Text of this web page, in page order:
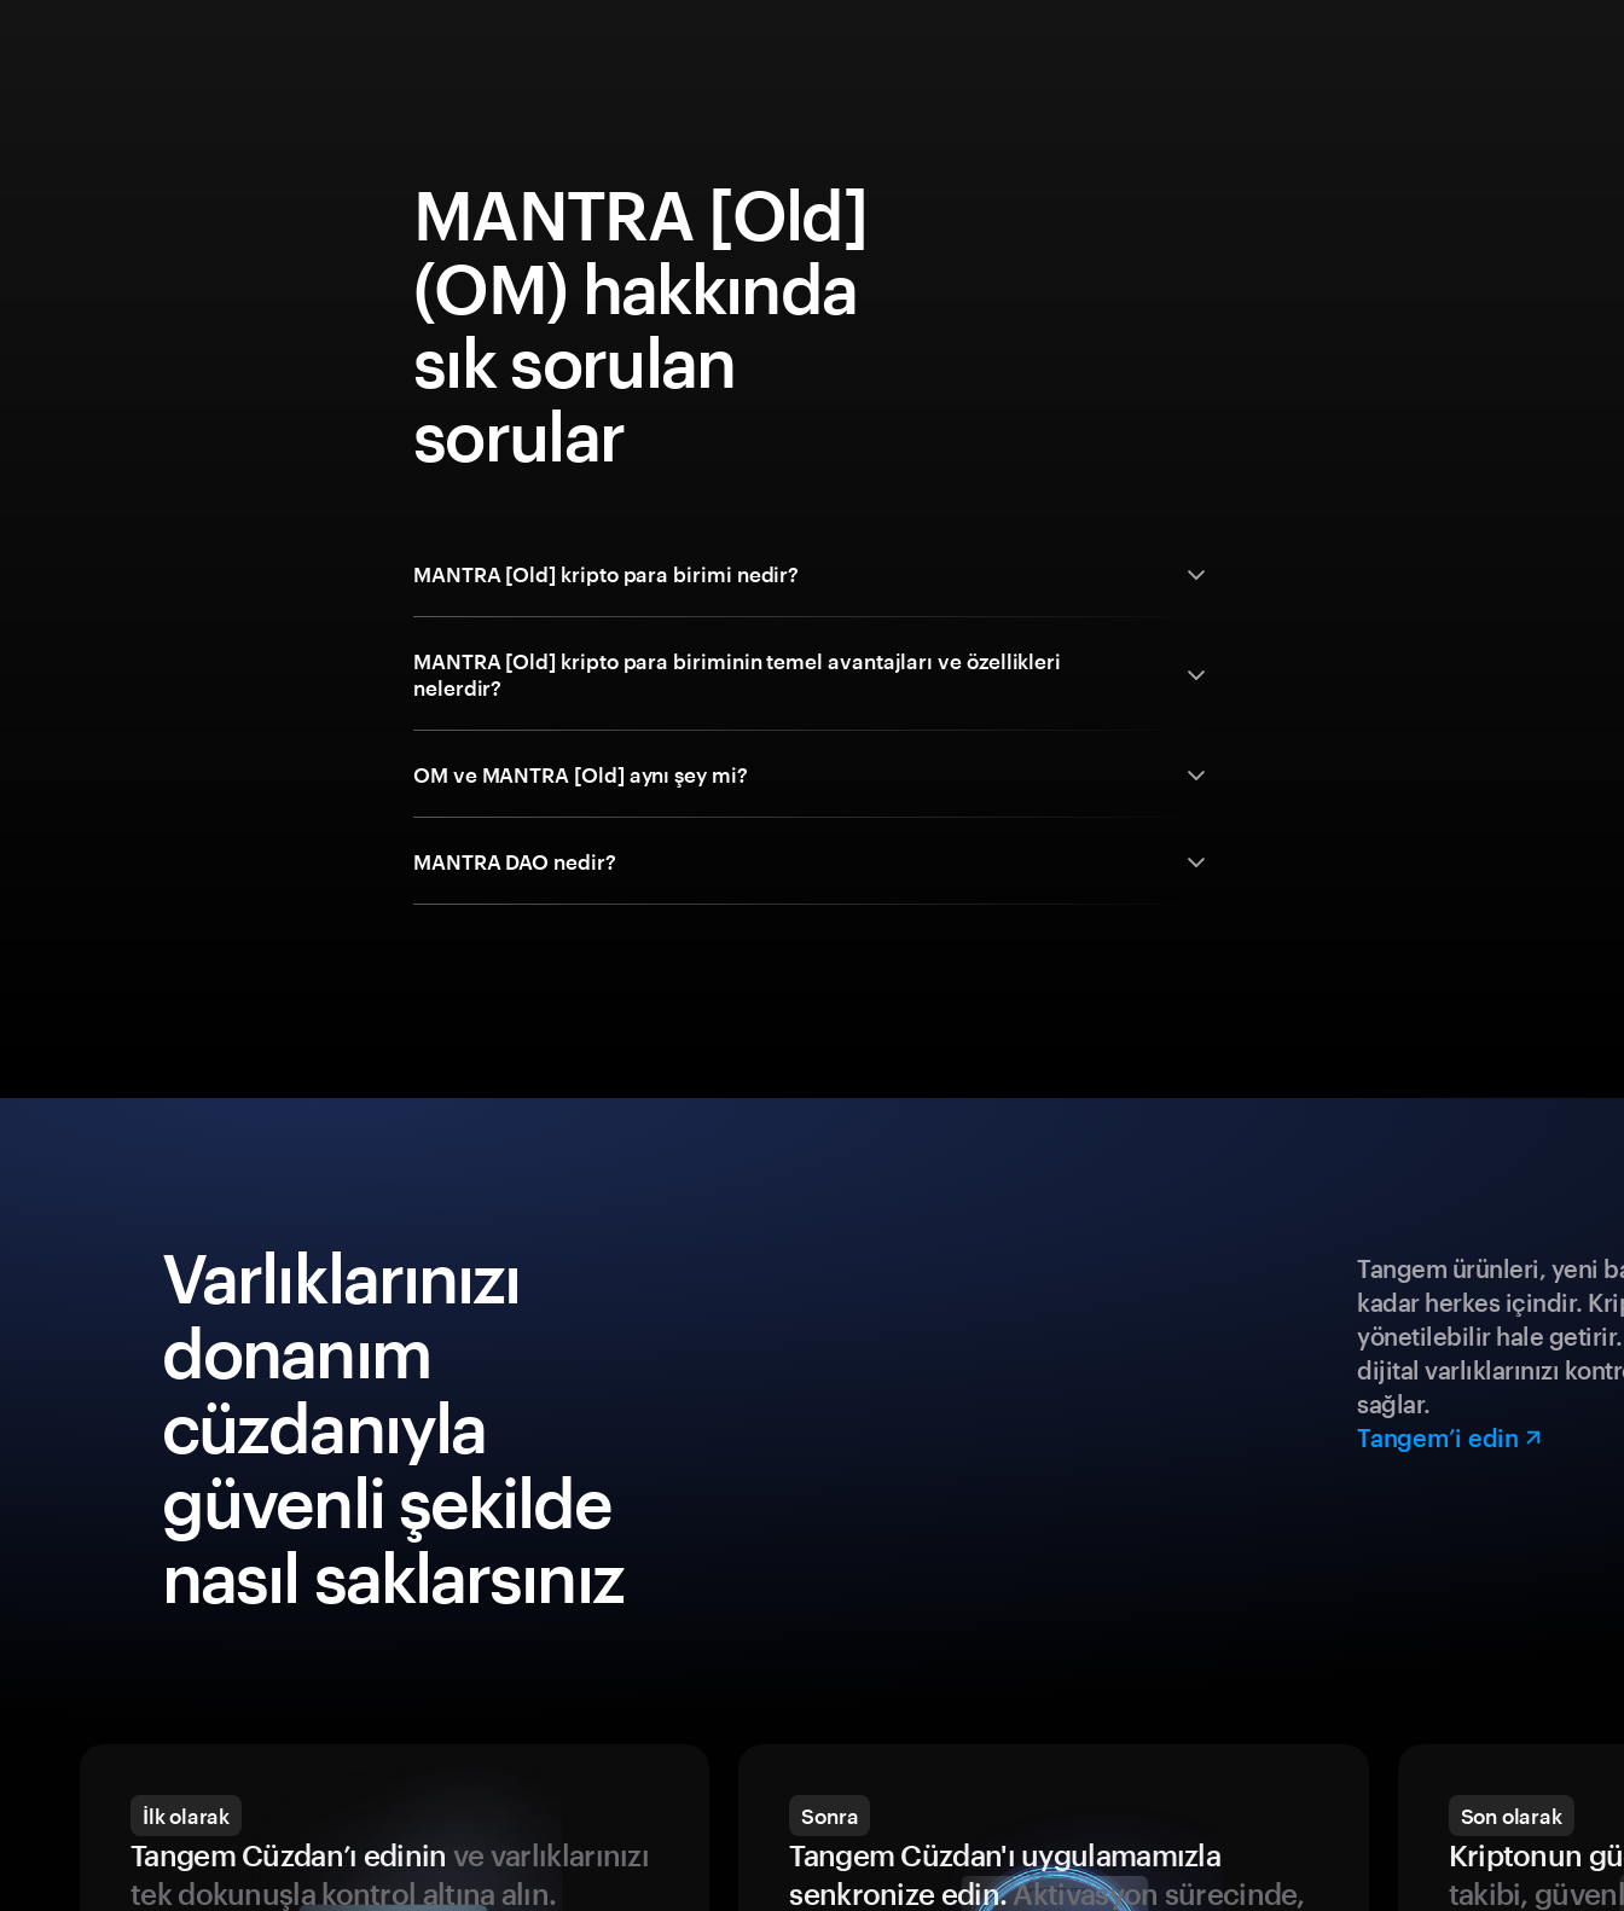
MANTRA [Old]
(OM) hakkında
sık sorulan
sorular
MANTRA [Old] kripto para birimi nedir?
MANTRA [Old] kripto para biriminin temel avantajları ve özellikleri
nelerdir?
OM ve MANTRA [Old] aynı şey mi?
MANTRA DAO nedir?
Varlıklarınızı
donanım
cüzdanıyla
güvenli şekilde
nasıl saklarsınız
Tangem ürünleri, yeni
kadar herkes içindir.
yönetilebilir hale
dijital varlıklarınızı
sağlar.
Tangem’i edin
İlk olarak
Tangem Cüzdan’ı edinin ve varlıklarınızı
tek dokunuşla kontrol altına alın.
Sonra
Tangem Cüzdan'ı uygulamamızla
senkronize edin.Aktivasyon sürecinde,
Son olarak
Kriptonun
takibi,